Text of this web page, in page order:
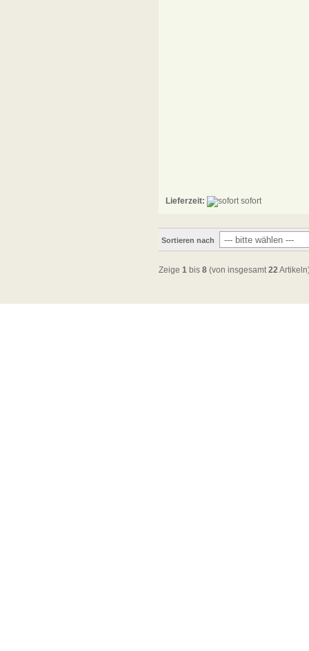
Lieferzeit: sofort
Sortieren nach
Zeige 1 bis 8 (von insgesamt22